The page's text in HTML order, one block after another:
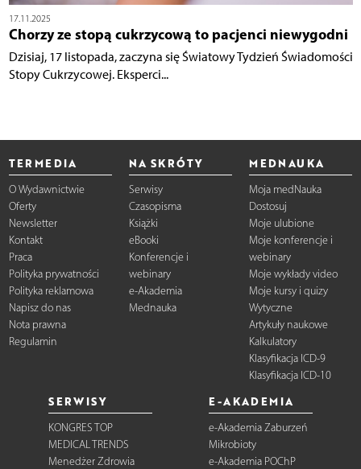
17.11.2025
Chorzy ze stopą cukrzycową to pacjenci niewygodni
Dzisiaj, 17 listopada, zaczyna się Światowy Tydzień Świadomości
Stopy Cukrzycowej. Eksperci...
TERMEDIA
O Wydawnictwie
Oferty
Newsletter
Kontakt
Praca
Polityka prywatności
Polityka reklamowa
Napisz do nas
Nota prawna
Regulamin
NA SKRÓTY
Serwisy
Czasopisma
Książki
eBooki
Konferencje i
webinary
e-Akademia
Mednauka
MEDNAUKA
Moja medNauka
Dostosuj
Moje ulubione
Moje konferencje i
webinary
Moje wykłady video
Moje kursy i quizy
Wytyczne
Artykuły naukowe
Kalkulatory
Klasyfikacja ICD-9
Klasyfikacja ICD-10
SERWISY
KONGRES TOP
MEDICAL TRENDS
Menedżer Zdrowia
E-AKADEMIA
e-Akademia Zaburzeń
Mikrobioty
e-Akademia POChP